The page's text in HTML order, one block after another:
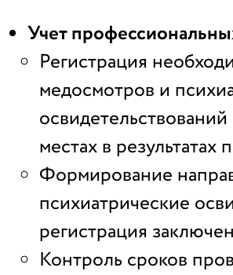
Учет
Регистрация
медосмотров и
местах в
Формирование
психиатрические
регистрация
Контроль сроков